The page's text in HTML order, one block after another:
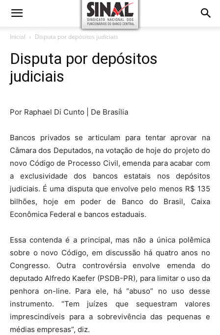
Inicial Disputa por depósitos judiciais
Disputa por depósitos
judiciais
Por Raphael Di Cunto | De Brasília
Bancos privados se articulam para tentar aprovar na
Câmara dos Deputados, na votação de hoje do projeto do
novo Código de Processo Civil, emenda para acabar com
a exclusividade dos bancos estatais nos depósitos
judiciais. É uma disputa que envolve pelo menos R$ 135
bilhões, hoje em poder de Banco do Brasil, Caixa
Econômica Federal e bancos estaduais.
Essa contenda é a principal, mas não a única polêmica
sobre o novo Código, em discussão há quatro anos no
Congresso. Outra controvérsia envolve emenda do
deputado Alfredo Kaefer (PSDB-PR), para limitar o uso da
penhora on-line. Para ele, há “abuso” no uso desse
instrumento. “Tem juízes que sequestram valores
imprescindíveis para a sobrevivência das pequenas e
médias empresas”, diz.